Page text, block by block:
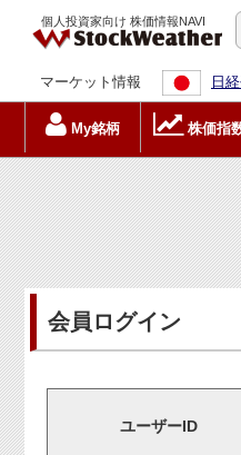
個人投資家向け 株価情報NAVI
マーケット情報 日
My銘柄 株価指
会員ログイン
ユーザーID